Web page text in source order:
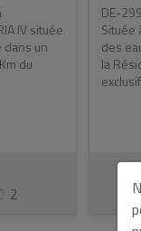
IV située
un
du
2
DE-
Située
des
la